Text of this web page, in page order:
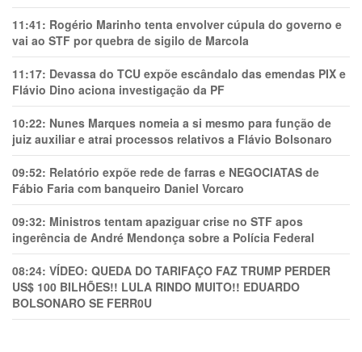
11:41: Rogério Marinho tenta envolver cúpula do governo e
vai ao STF por quebra de sigilo de Marcola
11:17: Devassa do TCU expõe escândalo das emendas PIX e
Flávio Dino aciona investigação da PF
10:22: Nunes Marques nomeia a si mesmo para função de
juiz auxiliar e atrai processos relativos a Flávio Bolsonaro
09:52: Relatório expõe rede de farras e NEGOCIATAS de
Fábio Faria com banqueiro Daniel Vorcaro
09:32: Ministros tentam apaziguar crise no STF apos
ingerência de André Mendonça sobre a Polícia Federal
08:24: VÍDEO: QUEDA DO TARIFAÇO FAZ TRUMP PERDER
US$ 100 BILHÕES!! LULA RINDO MUITO!! EDUARDO
BOLSONARO SE FERR0U